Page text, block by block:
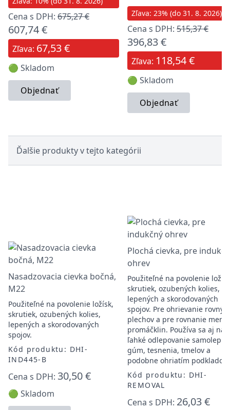
Cena s DPH: 675,27 €
607,74 €
Zľava: 67,53 €
🟢 Skladom
Objednať
Zľava: 23% (do 31. 8. 2026)
Cena s DPH: 515,37 €
396,83 €
Zľava: 118,54 €
🟢 Skladom
Objednať
Ďalšie produkty v tejto kategórii
Nasadzovacia cievka bočná,
M22
Použiteľné na povolenie ložísk,
skrutiek, ozubených kolies,
lepených a skorodovaných
spojov.
Kód produktu: DHI-
IND445-B
Cena s DPH: 30,50 €
🟢 Skladom
Plochá cievka, pre
ohrev
Použiteľné na povolenie
skrutiek, ozubených kolies,
lepených a skorodovaných
spojov. Pre ohrievanie
plechov a pre rovnanie
promáčklin. Používa sa aj na
ľahké odlepovanie
gúm, tesnenia, tmelov a
podobne ohriatím podklado
Kód produktu: DHI-
REMOVAL
Cena s DPH: 26,03 €